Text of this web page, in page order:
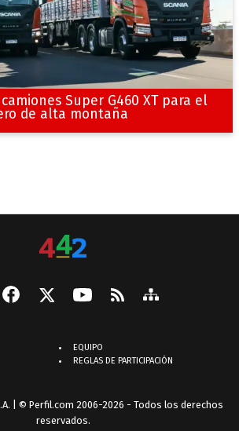
Super G460 XT para el
de alta montaña
EQUIPO
REGLAS DE PARTICIPACIÓN
| © Perfil.com 2006-2026 - Todos los derechos
reservados.